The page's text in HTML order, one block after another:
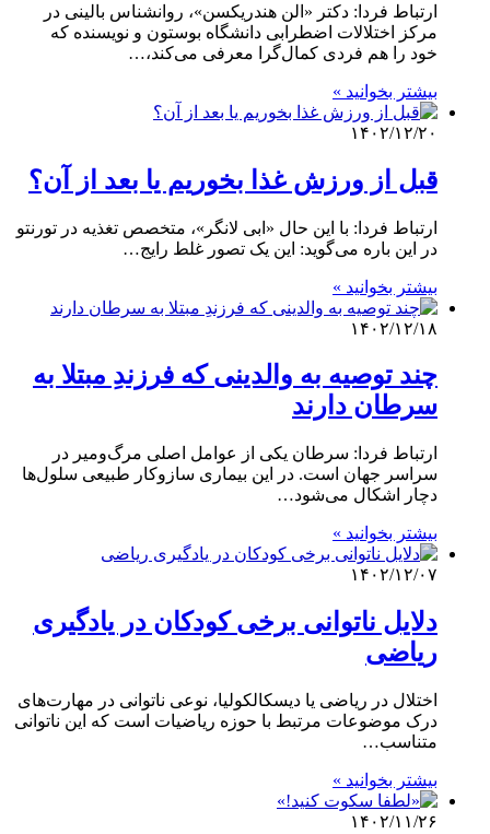
ارتباط فردا: دکتر «الن هندریکسن»، روانشناس بالینی در
مرکز اختلالات اضطرابی دانشگاه بوستون و نویسنده که
خود را هم فردی کمال‌گرا معرفی می‌کند،…
بیشتر بخوانید »
۱۴۰۲/۱۲/۲۰
قبل از ورزش غذا بخوریم یا بعد از آن؟
ارتباط فردا: با این حال «ابی لانگر»، متخصص تغذیه در تورنتو
در این باره می‌گوید: این یک تصور غلط رایج…
بیشتر بخوانید »
۱۴۰۲/۱۲/۱۸
چند توصیه به والدینی که فرزندِ مبتلا به
سرطان دارند
ارتباط فردا: سرطان یکی از عوامل اصلی مرگ‌ومیر در
سراسر جهان است. در این بیماری سازوکار طبیعی سلول‌ها
دچار اشکال می‌شود…
بیشتر بخوانید »
۱۴۰۲/۱۲/۰۷
دلایل ناتوانی برخی کودکان در یادگیری
ریاضی
اختلال در ریاضی یا دیسکالکولیا، نوعی ناتوانی در مهارت‌های
درک موضوعات مرتبط با حوزه ریاضیات است که این ناتوانی
متناسب…
بیشتر بخوانید »
۱۴۰۲/۱۱/۲۶